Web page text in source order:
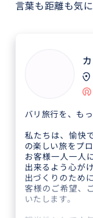
言葉も距離も気
バリ旅行を、も
私たちは、愉快
の楽しい旅をプ
お客様一人一人
出来るよう心が
出づくりのため
客様のご希望、
いたします。